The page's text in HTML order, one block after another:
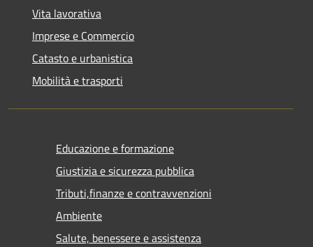
Vita lavorativa
Imprese e Commercio
Catasto e urbanistica
Mobilità e trasporti
Educazione e formazione
Giustizia e sicurezza pubblica
Tributi,finanze e contravvenzioni
Ambiente
Salute, benessere e assistenza